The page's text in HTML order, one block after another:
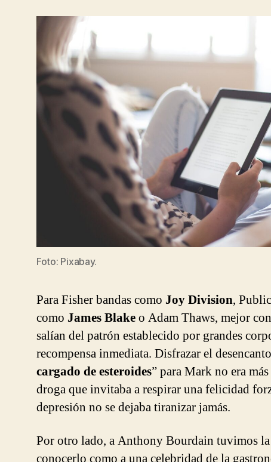
Foto: Pixabay.
Para Fisher bandas como Joy Division,
como James Blakeo Adam Thaws, mejor
salían del patrón establecido por grandes
recompensa inmediata. Disfrazar el
cargado de esteroides” para Mark no era
droga que invitaba a respirar una felicidad
depresión no se dejaba tiranizar jamás.
Por otro lado, a Anthony Bourdain tuvimos